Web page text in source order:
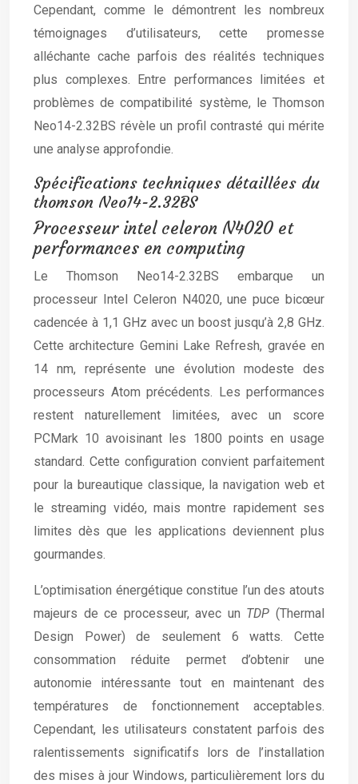
Cependant, comme le démontrent les nombreux
témoignages d’utilisateurs, cette promesse
alléchante cache parfois des réalités techniques
plus complexes. Entre performances limitées et
problèmes de compatibilité système, le Thomson
Neo14-2.32BS révèle un profil contrasté qui mérite
une analyse approfondie.
Spécifications techniques détaillées du
thomson Neo14-2.32BS
Processeur intel celeron N4020 et
performances en computing
Le Thomson Neo14-2.32BS embarque un
processeur Intel Celeron N4020, une puce bicœur
cadencée à 1,1 GHz avec un boost jusqu’à 2,8 GHz.
Cette architecture Gemini Lake Refresh, gravée en
14 nm, représente une évolution modeste des
processeurs Atom précédents. Les performances
restent naturellement limitées, avec un score
PCMark 10 avoisinant les 1800 points en usage
standard. Cette configuration convient parfaitement
pour la bureautique classique, la navigation web et
le streaming vidéo, mais montre rapidement ses
limites dès que les applications deviennent plus
gourmandes.
L’optimisation énergétique constitue l’un des atouts
majeurs de ce processeur, avec un TDP(Thermal
Design Power) de seulement 6 watts. Cette
consommation réduite permet d’obtenir une
autonomie intéressante tout en maintenant des
températures de fonctionnement acceptables.
Cependant, les utilisateurs constatent parfois des
ralentissements significatifs lors de l’installation
des mises à jour Windows, particulièrement lors du